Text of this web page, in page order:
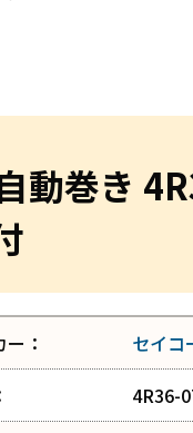
動巻き
：
セイコ
4R36-